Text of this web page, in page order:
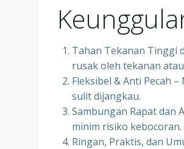
Tahan Tekanan Tinggi
rusak oleh tekanan
Fleksibel & Anti Pecah
sulit dijangkau.
Sambungan Rapat dan
minim risiko kebocoran.
Ringan, Praktis, dan